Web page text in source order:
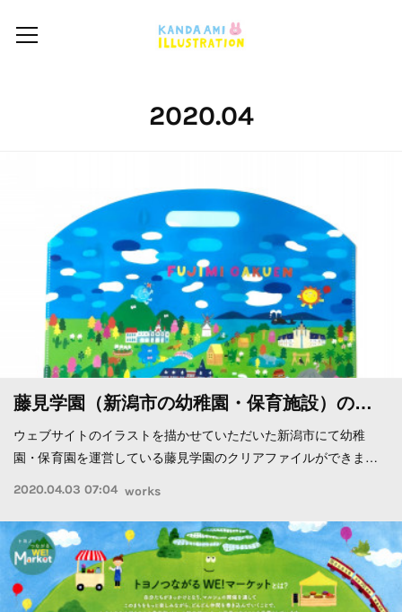
2020.04
藤見学園（新潟市の幼稚園・保育施設）の…
ウェブサイトのイラストを描かせていただいた新潟市にて幼稚
園・保育園を運営している藤見学園のクリアファイルができま…
2020.04.03 07:04 works